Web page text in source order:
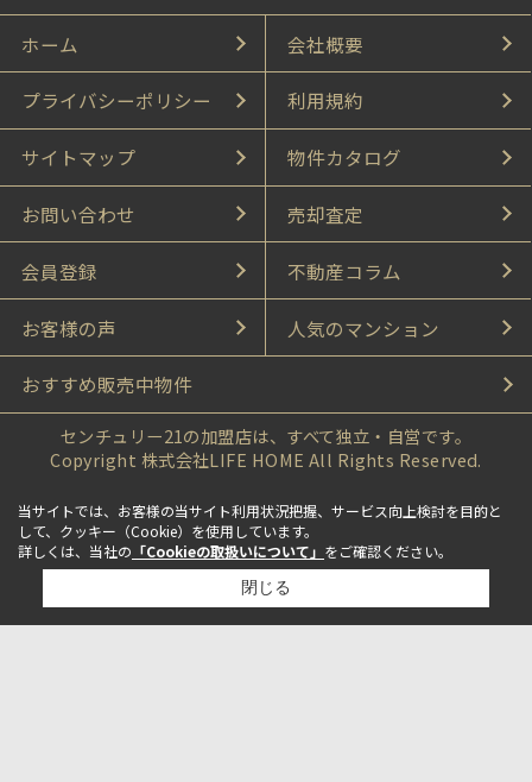
ホーム 会社概要
プライバシーポリシー 利用規約
サイトマップ 物件カタログ
お問い合わせ 売却査定
会員登録 不動産コラム
お客様の声 人気のマンション
おすすめ販売中物件
センチュリー21の加盟店は、すべて独立・自営です。
Copyright 株式会社LIFE HOME All Rights Reserved.
当サイトでは、お客様の当サイト利用状況把握、サービス向上検討を目的と
して、クッキー（Cookie）を使用しています。
詳しくは、当社の 「Cookieの取扱いについて」 をご確認ください。
閉じる